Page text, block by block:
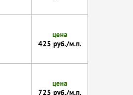
цена
425 руб./м.п.
цена
725 руб./м.п.